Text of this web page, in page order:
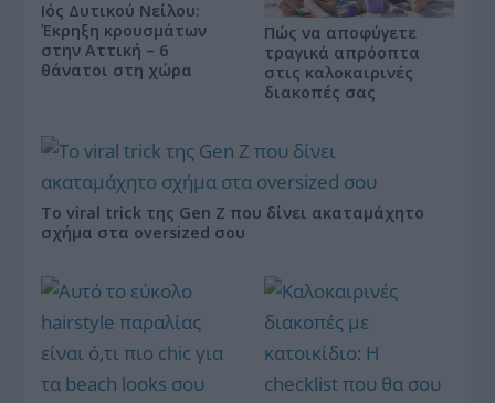
Ιός Δυτικού Νείλου:
Έκρηξη κρουσμάτων
στην Αττική – 6
θάνατοι στη χώρα
Πώς να αποφύγετε
τραγικά απρόοπτα
στις καλοκαιρινές
διακοπές σας
Το viral trick της Gen Z που δίνει ακαταμάχητο
σχήμα στα oversized σου